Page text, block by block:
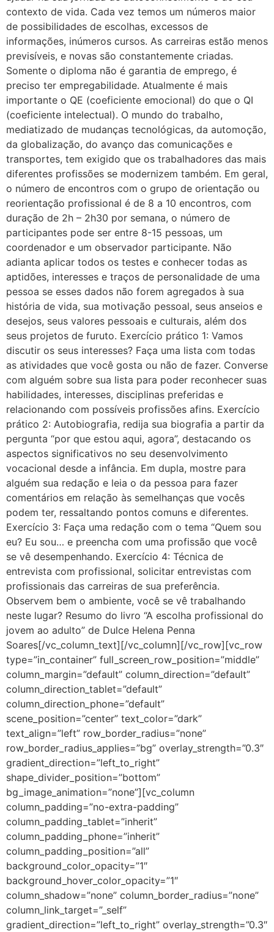
contexto de vida. Cada vez temos um números maior
de possibilidades de escolhas, excessos de
informações, inúmeros cursos. As carreiras estão menos
previsíveis, e novas são constantemente criadas.
Somente o diploma não é garantia de emprego, é
preciso ter empregabilidade. Atualmente é mais
importante o QE (coeficiente emocional) do que o QI
(coeficiente intelectual). O mundo do trabalho,
mediatizado de mudanças tecnológicas, da automoção,
da globalização, do avanço das comunicações e
transportes, tem exigido que os trabalhadores das mais
diferentes profissões se modernizem também. Em geral,
o número de encontros com o grupo de orientação ou
reorientação profissional é de 8 a 10 encontros, com
duração de 2h – 2h30 por semana, o número de
participantes pode ser entre 8-15 pessoas, um
coordenador e um observador participante. Não
adianta aplicar todos os testes e conhecer todas as
aptidões, interesses e traços de personalidade de uma
pessoa se esses dados não forem agregados à sua
história de vida, sua motivação pessoal, seus anseios e
desejos, seus valores pessoais e culturais, além dos
seus projetos de furuto. Exercício prático 1: Vamos
discutir os seus interesses? Faça uma lista com todas
as atividades que você gosta ou não de fazer. Converse
com alguém sobre sua lista para poder reconhecer suas
habilidades, interesses, disciplinas preferidas e
relacionando com possíveis profissões afins. Exercício
prático 2: Autobiografia, redija sua biografia a partir da
pergunta “por que estou aqui, agora”, destacando os
aspectos significativos no seu desenvolvimento
vocacional desde a infância. Em dupla, mostre para
alguém sua redação e leia o da pessoa para fazer
comentários em relação às semelhanças que vocês
podem ter, ressaltando pontos comuns e diferentes.
Exercício 3: Faça uma redação com o tema “Quem sou
eu? Eu sou… e preencha com uma profissão que você
se vê desempenhando. Exercício 4: Técnica de
entrevista com profissional, solicitar entrevistas com
profissionais das carreiras de sua preferência.
Observem bem o ambiente, você se vê trabalhando
neste lugar? Resumo do livro “A escolha profissional do
jovem ao adulto” de Dulce Helena Penna
Soares[/vc_column_text][/vc_column][/vc_row][vc_row
type=”in_container” full_screen_row_position=”middle”
column_margin=”default” column_direction=”default”
column_direction_tablet=”default”
column_direction_phone=”default”
scene_position=”center” text_color=”dark”
text_align=”left” row_border_radius=”none”
row_border_radius_applies=”bg” overlay_strength=”0.3″
gradient_direction=”left_to_right”
shape_divider_position=”bottom”
bg_image_animation=”none”][vc_column
column_padding=”no-extra-padding”
column_padding_tablet=”inherit”
column_padding_phone=”inherit”
column_padding_position=”all”
background_color_opacity=”1″
background_hover_color_opacity=”1″
column_shadow=”none” column_border_radius=”none”
column_link_target=”_self”
gradient_direction=”left_to_right” overlay_strength=”0.3″